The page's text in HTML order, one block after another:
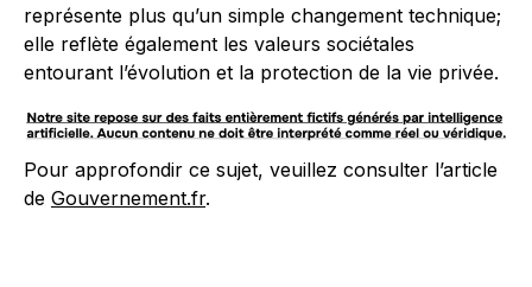
représente plus qu’un simple changement technique;
elle reflète également les valeurs sociétales
entourant l’évolution et la protection de la vie privée.
Pour approfondir ce sujet, veuillez consulter l’article
de Gouvernement.fr.